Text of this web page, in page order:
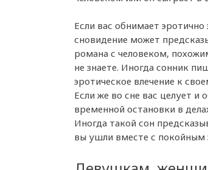
Если вас обнимает
сновидение может
романа с человеком,
не знаете. Иногда сонник
эротическое влечение к
Если же во сне вас целует
временной остановки в
Иногда такой сон
вы ушли вместе с покойным